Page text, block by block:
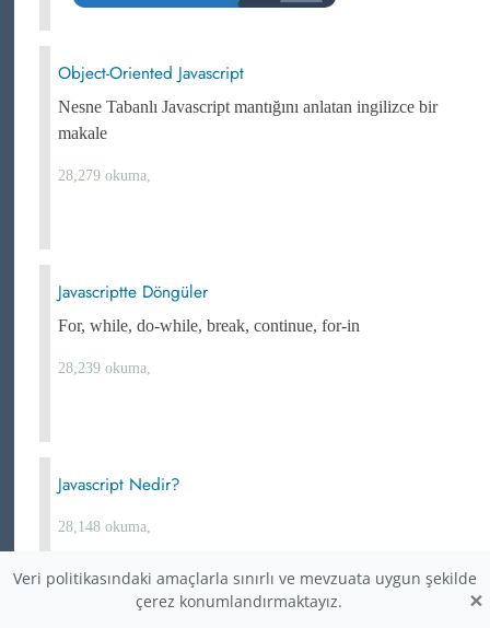
Object-Oriented Javascript
Nesne Tabanlı Javascript mantığını anlatan ingilizce bir
makale
28,279 okuma,
Javascriptte Döngüler
For, while, do-while, break, continue, for-in
28,239 okuma,
Javascript Nedir?
28,148 okuma,
Veri politikasındaki amaçlarla sınırlı ve mevzuata uygun şekilde
çerez konumlandırmaktayız.
×